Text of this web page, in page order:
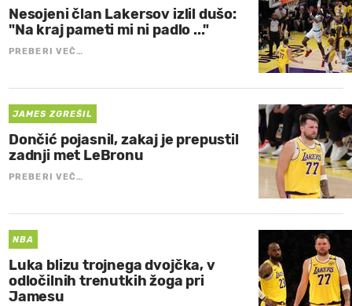
Nesojeni član Lakersov izlil dušo:
"Na kraj pameti mi ni padlo ..."
PREBERI VEČ…
JAMES ZGREŠIL
Dončić pojasnil, zakaj je prepustil
zadnji met LeBronu
PREBERI VEČ…
NBA
Luka blizu trojnega dvojčka, v
odločilnih trenutkih žoga pri
Jamesu